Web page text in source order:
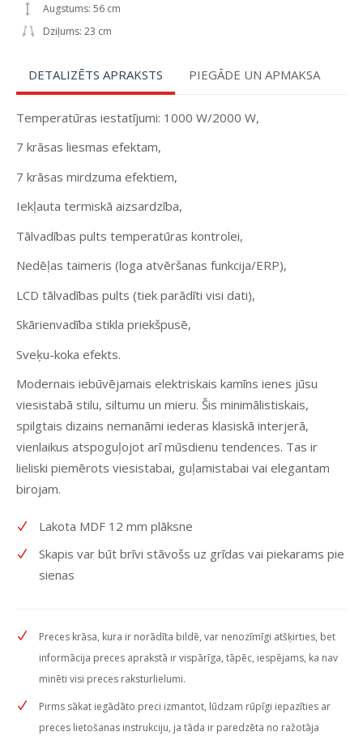
Augstums: 56 cm
Dziļums: 23 cm
DETALIZĒTS APRAKSTS PIEGĀDE UN APMAKSA
Temperatūras iestatījumi: 1000 W/2000 W,
7 krāsas liesmas efektam,
7 krāsas mirdzuma efektiem,
Iekļauta termiskā aizsardzība,
Tālvadības pults temperatūras kontrolei,
Nedēļas taimeris (loga atvēršanas funkcija/ERP),
LCD tālvadības pults (tiek parādīti visi dati),
Skārienvadība stikla priekšpusē,
Sveķu-koka efekts.
Modernais iebūvējamais elektriskais kamīns ienes jūsu
viesistabā stilu, siltumu un mieru. Šis minimālistiskais,
spilgtais dizains nemanāmi iederas klasiskā interjerā,
vienlaikus atspoguļojot arī mūsdienu tendences. Tas ir
lieliski piemērots viesistabai, guļamistabai vai elegantam
birojam.
Lakota MDF 12 mm plāksne
Skapis var būt brīvi stāvošs uz grīdas vai piekarams pie
sienas
Preces krāsa, kura ir norādīta bildē, var nenozīmīgi atšķirties, bet
informācija preces aprakstā ir vispārīga, tāpēc, iespējams, ka nav
minēti visi preces raksturlielumi.
Pirms sākat iegādāto preci izmantot, lūdzam rūpīgi iepazīties ar
preces lietošanas instrukciju, ja tāda ir paredzēta no ražotāja